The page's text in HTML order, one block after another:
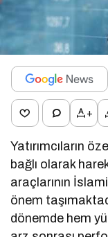
+
Yatırımcıların
bağlı olarak
araçlarının
önem
dönemde hem